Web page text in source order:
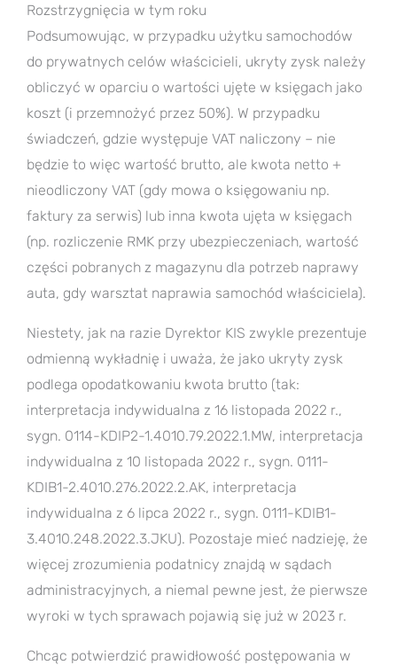
Rozstrzygnięcia w tym roku
Podsumowując, w przypadku użytku samochodów
do prywatnych celów właścicieli, ukryty zysk należy
obliczyć w oparciu o wartości ujęte w księgach jako
koszt (i przemnożyć przez 50%). W przypadku
świadczeń, gdzie występuje VAT naliczony – nie
będzie to więc wartość brutto, ale kwota netto +
nieodliczony VAT (gdy mowa o księgowaniu np.
faktury za serwis) lub inna kwota ujęta w księgach
(np. rozliczenie RMK przy ubezpieczeniach, wartość
części pobranych z magazynu dla potrzeb naprawy
auta, gdy warsztat naprawia samochód właściciela).
Niestety, jak na razie Dyrektor KIS zwykle prezentuje
odmienną wykładnię i uważa, że jako ukryty zysk
podlega opodatkowaniu kwota brutto (tak:
interpretacja indywidualna z 16 listopada 2022 r.,
sygn. 0114-KDIP2-1.4010.79.2022.1.MW, interpretacja
indywidualna z 10 listopada 2022 r., sygn. 0111-
KDIB1-2.4010.276.2022.2.AK, interpretacja
indywidualna z 6 lipca 2022 r., sygn. 0111-KDIB1-
3.4010.248.2022.3.JKU). Pozostaje mieć nadzieję, że
więcej zrozumienia podatnicy znajdą w sądach
administracyjnych, a niemal pewne jest, że pierwsze
wyroki w tych sprawach pojawią się już w 2023 r.
Chcąc potwierdzić prawidłowość postępowania w